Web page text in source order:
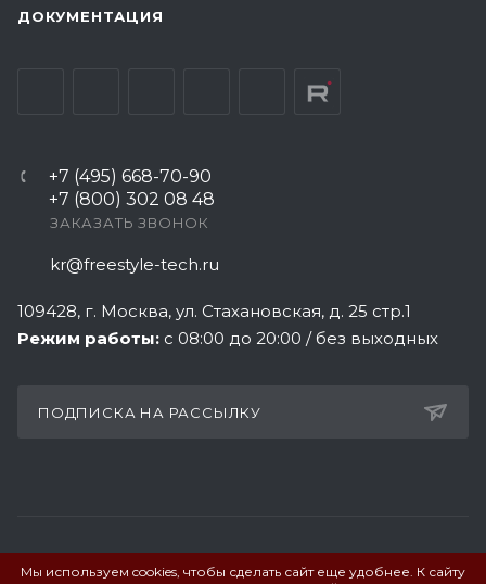
ДОКУМЕНТАЦИЯ
+7 (495) 668-70-90
+7 (800) 302 08 48
ЗАКАЗАТЬ ЗВОНОК
kr@freestyle-tech.ru
109428, г. Москва, ул. Стахановская, д. 25 стр.1
Режим работы: с 08:00 до 20:00 / без выходных
ПОДПИСКА НА РАССЫЛКУ
ПОЛИТИКА КОНФИДЕНЦИАЛЬНОСТИ
Мы используем cookies, чтобы сделать сайт еще удобнее. К сайту